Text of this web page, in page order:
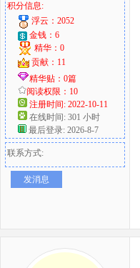
积分信息:
浮云：2052
金钱：6
精华：0
贡献：11
精华贴：0篇
阅读权限：10
注册时间: 2022-10-11
在线时间: 301 小时
最后登录: 2026-8-7
联系方式:
发消息